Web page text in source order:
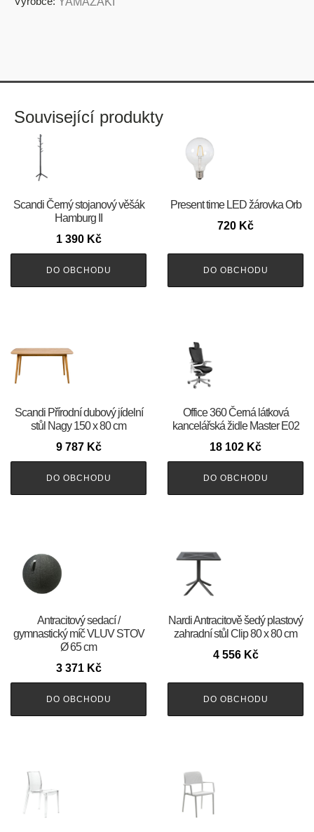
Související produkty
Scandi Černý stojanový věšák
Hamburg II
1 390 Kč
DO OBCHODU
Present time LED žárovka Orb
720 Kč
DO OBCHODU
Scandi Přírodní dubový jídelní
stůl Nagy 150 x 80 cm
9 787 Kč
DO OBCHODU
Office 360 Černá látková
kancelářská židle Master E02
18 102 Kč
DO OBCHODU
Antracitový sedací /
gymnastický míč VLUV STOV
Ø 65 cm
3 371 Kč
DO OBCHODU
Nardi Antracitově šedý plastový
zahradní stůl Clip 80 x 80 cm
4 556 Kč
DO OBCHODU